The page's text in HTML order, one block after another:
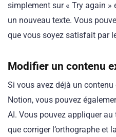
simplement sur « Try again »
un nouveau texte. Vous
que vous soyez satisfait par
Modifier un contenu
Si vous avez déjà un
Notion, vous pouvez
AI. Vous pouvez appliquer
que corriger l’orthographe et